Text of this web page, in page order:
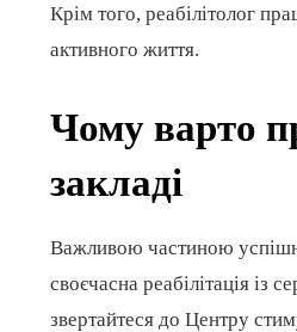
Крім того, реабілітолог
активного життя.
Чому варто
закладі
Важливою частиною
своєчасна реабілітація із
звертайтеся до Центру